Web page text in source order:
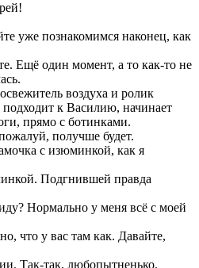
уже познакомимся наконец, как
Ещё один момент, а то как-то не
воздуха и ролик
к Василию, начинает
прямо с ботинками.
получше будет.
с изюминкой, как я
Подгнившей правда
Нормально у меня всё с моей
что у вас там как. Давайте,
Так-так, любопытненько.